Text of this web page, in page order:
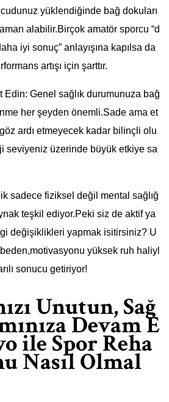
yüklendiğinde bağ dokuları
alabilir.Birçok amatör sporcu “d
iyi sonuç” anlayışına kapılsa da
artışı için şarttır.
Genel sağlık durumunuza bağ
her şeyden önemli.Sade ama et
ardı etmeyecek kadar bilinçli olu
seviyeniz üzerinde büyük etkiye sa
sadece fiziksel değil mental sağlığ
teşkil ediyor.Peki siz de aktif ya
değişiklikleri yapmak isitirsiniz? U
beden,motivasyonu yüksek ruh haliyl
sonucu getiriyor!
Unutun, Sağ
Devam E
ile Spor Reha
Nasıl Olmal